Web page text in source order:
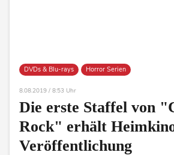
DVDs & Blu-rays Horror Serien
8.08.2019 / 8:53 Uhr
Die erste Staffel von
Rock" erhält
Veröffentlichung